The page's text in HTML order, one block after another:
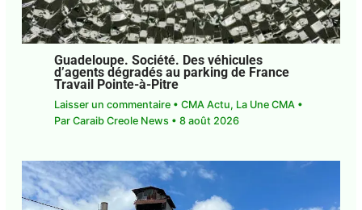
Guadeloupe. Société. Des véhicules
d’agents dégradés au parking de France
Travail Pointe-à-Pitre
Laisser un commentaire • CMA Actu, La Une CMA
• ParCaraib Creole News • 8 août 2026